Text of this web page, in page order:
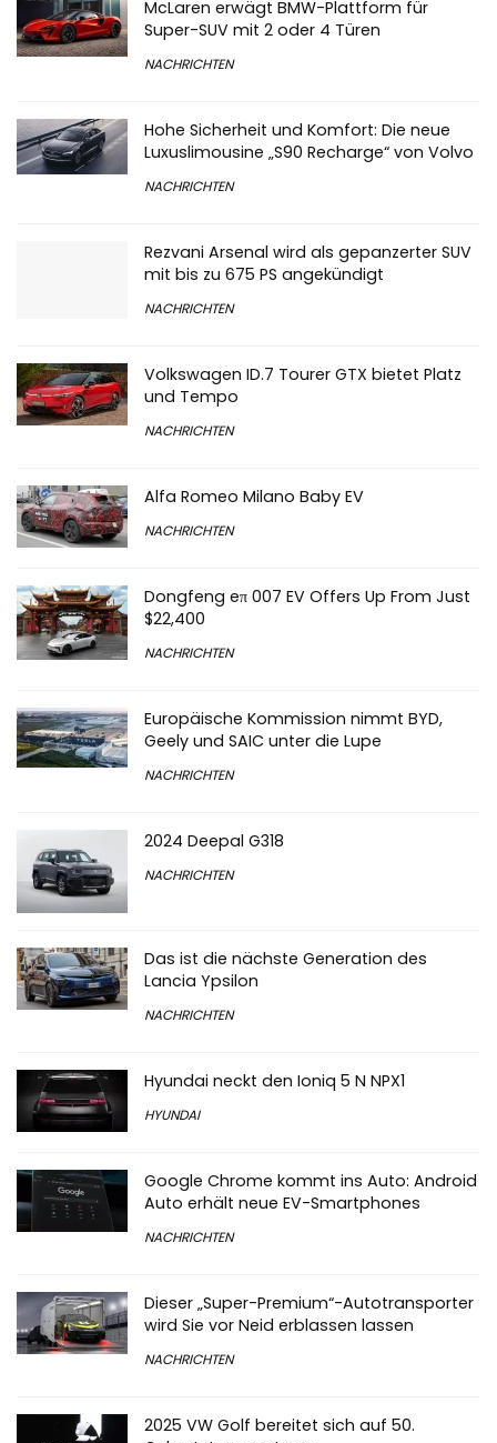
McLaren erwägt BMW-Plattform für
Super-SUV mit 2 oder 4 Türen
NACHRICHTEN
Hohe Sicherheit und Komfort: Die neue
Luxuslimousine „S90 Recharge“ von Volvo
NACHRICHTEN
Rezvani Arsenal wird als gepanzerter SUV
mit bis zu 675 PS angekündigt
NACHRICHTEN
Volkswagen ID.7 Tourer GTX bietet Platz
und Tempo
NACHRICHTEN
Alfa Romeo Milano Baby EV
NACHRICHTEN
Dongfeng eπ 007 EV Offers Up From Just
$22,400
NACHRICHTEN
Europäische Kommission nimmt BYD,
Geely und SAIC unter die Lupe
NACHRICHTEN
2024 Deepal G318
NACHRICHTEN
Das ist die nächste Generation des
Lancia Ypsilon
NACHRICHTEN
Hyundai neckt den Ioniq 5 N NPX1
HYUNDAI
Google Chrome kommt ins Auto: Android
Auto erhält neue EV-Smartphones
NACHRICHTEN
Dieser „Super-Premium“-Autotransporter
wird Sie vor Neid erblassen lassen
NACHRICHTEN
2025 VW Golf bereitet sich auf 50.